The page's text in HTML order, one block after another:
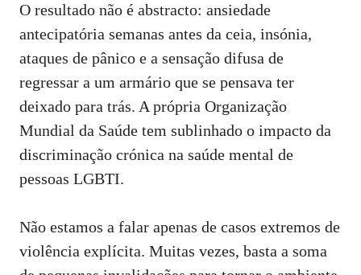
O resultado não é abstracto: ansiedade
antecipatória semanas antes da ceia, insónia,
ataques de pânico e a sensação difusa de
regressar a um armário que se pensava ter
deixado para trás. A própria Organização
Mundial da Saúde tem sublinhado o impacto da
discriminação crónica na saúde mental de
pessoas LGBTI.
Não estamos a falar apenas de casos extremos de
violência explícita. Muitas vezes, basta a soma